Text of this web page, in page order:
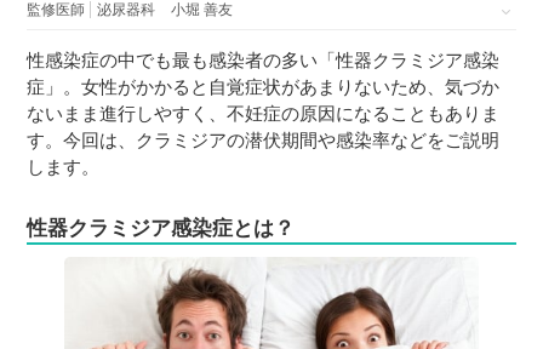
妊娠初期
妊娠中期
妊娠後期
子育て・育児
監修医師 泌尿器科 小堀 善友
性感染症の中でも最も感染者の多い「性器クラミジア感染
症」。女性がかかると自覚症状があまりないため、気づか
ないまま進行しやすく、不妊症の原因になることもありま
す。今回は、クラミジアの潜伏期間や感染率などをご説明
します。
性器クラミジア感染症とは？